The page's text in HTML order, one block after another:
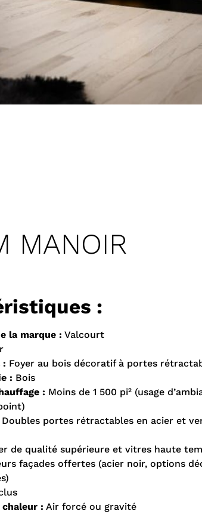
MANOIR
:
la marque : Valcourt
: Foyer au bois décoratif à portes
: Bois
: Moins de 1 500 pi² (usage
Doubles portes rétractables en acier et
de qualité supérieure et vitres haute
façades offertes (acier noir, options
: Air forcé ou gravité